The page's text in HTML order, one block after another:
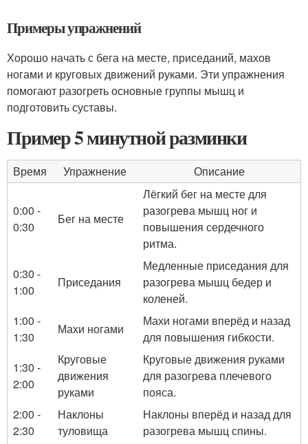
Примеры упражнений
Хорошо начать с бега на месте, приседаний, махов
ногами и круговых движений руками. Эти упражнения
помогают разогреть основные группы мышц и
подготовить суставы.
Пример 5 минутной разминки
Время Упражнение Описание
0:00 -
0:30
Бег на месте
Лёгкий бег на месте для
разогрева мышц ног и
повышения сердечного
ритма.
0:30 -
1:00
Приседания
Медленные приседания для
разогрева мышц бедер и
коленей.
1:00 -
1:30
Махи ногами
Махи ногами вперёд и назад
для повышения гибкости.
1:30 -
2:00
Круговые
движения
руками
Круговые движения руками
для разогрева плечевого
пояса.
2:00 -
2:30
Наклоны
туловища
Наклоны вперёд и назад для
разогрева мышц спины.